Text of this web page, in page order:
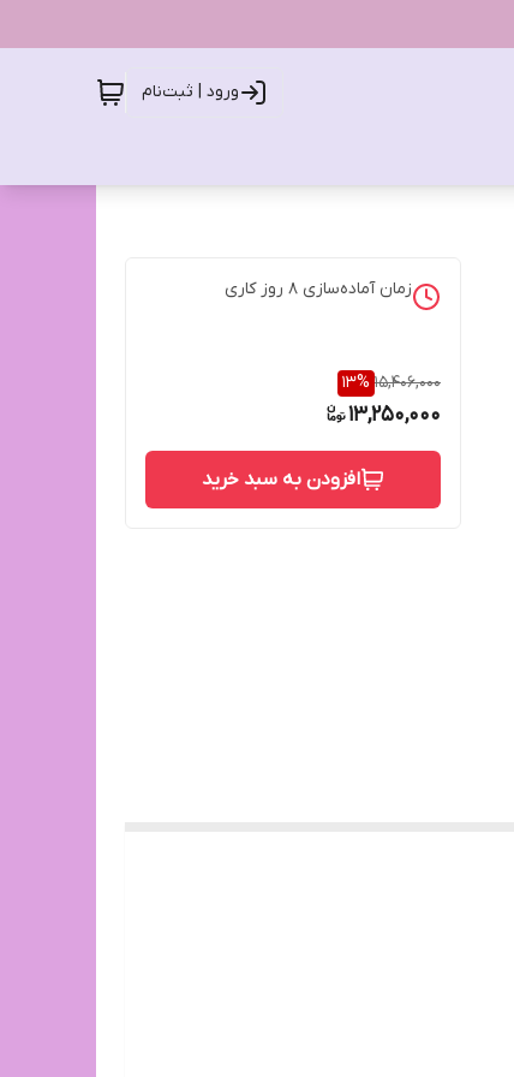
ورود | ثبت‌نام
زمان آماده‌سازی 8 روز کاری
15,406,000
13%
13,250,000
افزودن به سبد خرید